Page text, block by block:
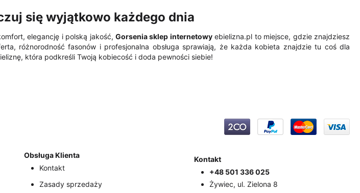
się wyjątkowo każdego dnia
elegancję i polską jakość,Gorsenia sklep internetowyebielizna.pl to miejsce, gdzie znajdziesz
różnorodność fasonów i profesjonalna obsługa sprawiają, że każda kobieta znajdzie tu coś dla
która podkreśli Twoją kobiecość i doda pewności siebie!
Obsługa Klienta
Kontakt
Zasady sprzedaży
Kontakt
+48 501 336 025
Żywiec, ul. Zielona 8